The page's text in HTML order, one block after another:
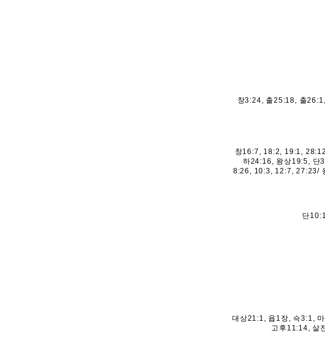
창3:24, 출25:18, 출
창16:7, 18:2, 19:1,
하24:16, 왕상19:5, 단
8:26, 10:3, 12:7, 27:23/
단
대상21:1, 욥1장, 슥3:1,
고후11:14, 살